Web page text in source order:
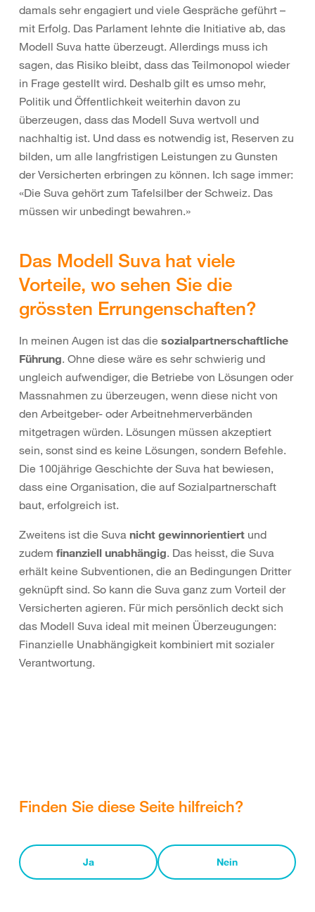
damals sehr engagiert und viele Gespräche geführt –
mit Erfolg. Das Parlament lehnte die Initiative ab, das
Modell Suva hatte überzeugt. Allerdings muss ich
sagen, das Risiko bleibt, dass das Teilmonopol wieder
in Frage gestellt wird. Deshalb gilt es umso mehr,
Politik und Öffentlichkeit weiterhin davon zu
überzeugen, dass das Modell Suva wertvoll und
nachhaltig ist. Und dass es notwendig ist, Reserven zu
bilden, um alle langfristigen Leistungen zu Gunsten
der Versicherten erbringen zu können. Ich sage immer:
«Die Suva gehört zum Tafelsilber der Schweiz. Das
müssen wir unbedingt bewahren.»
Das Modell Suva hat viele
Vorteile, wo sehen Sie die
grössten Errungenschaften?
In meinen Augen ist das die sozialpartnerschaftliche
Führung. Ohne diese wäre es sehr schwierig und
ungleich aufwendiger, die Betriebe von Lösungen oder
Massnahmen zu überzeugen, wenn diese nicht von
den Arbeitgeber- oder Arbeitnehmerverbänden
mitgetragen würden. Lösungen müssen akzeptiert
sein, sonst sind es keine Lösungen, sondern Befehle.
Die 100jährige Geschichte der Suva hat bewiesen,
dass eine Organisation, die auf Sozialpartnerschaft
baut, erfolgreich ist.
Zweitens ist die Suva nicht gewinnorientiert und
zudem finanziell unabhängig. Das heisst, die Suva
erhält keine Subventionen, die an Bedingungen Dritter
geknüpft sind. So kann die Suva ganz zum Vorteil der
Versicherten agieren. Für mich persönlich deckt sich
das Modell Suva ideal mit meinen Überzeugungen:
Finanzielle Unabhängigkeit kombiniert mit sozialer
Verantwortung.
Finden Sie diese Seite hilfreich?
Ja Nein